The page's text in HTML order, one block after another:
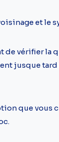
et le
de vérifier la
jusque
que vous